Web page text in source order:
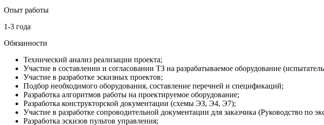
Опыт работы
1-3 года
Обязанности
Технический анализ реализации проекта;
Участие в составлении и согласовании ТЗ на разрабатываемое оборудование
Участие в разработке эскизных проектов;
Подбор необходимого оборудования, составление перечней и спецификаций;
Разработка алгоритмов работы на проектируемое оборудование;
Разработка конструкторской документации (схемы ЭЗ, Э4, Э7);
Участие в разработке сопроводительной документации для заказчика (Руководство по
Разработка эскизов пультов управления;